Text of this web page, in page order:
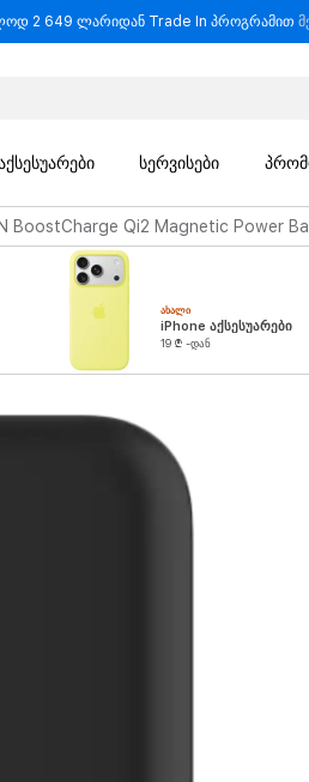
2 649 ლარიდან Trade In პროგრამით
სერვისები
BoostCharge Qi2 Magnetic Power
ᲐᲮᲐᲚᲘ
iPhone აქსესუარები
19 ₾ -დან